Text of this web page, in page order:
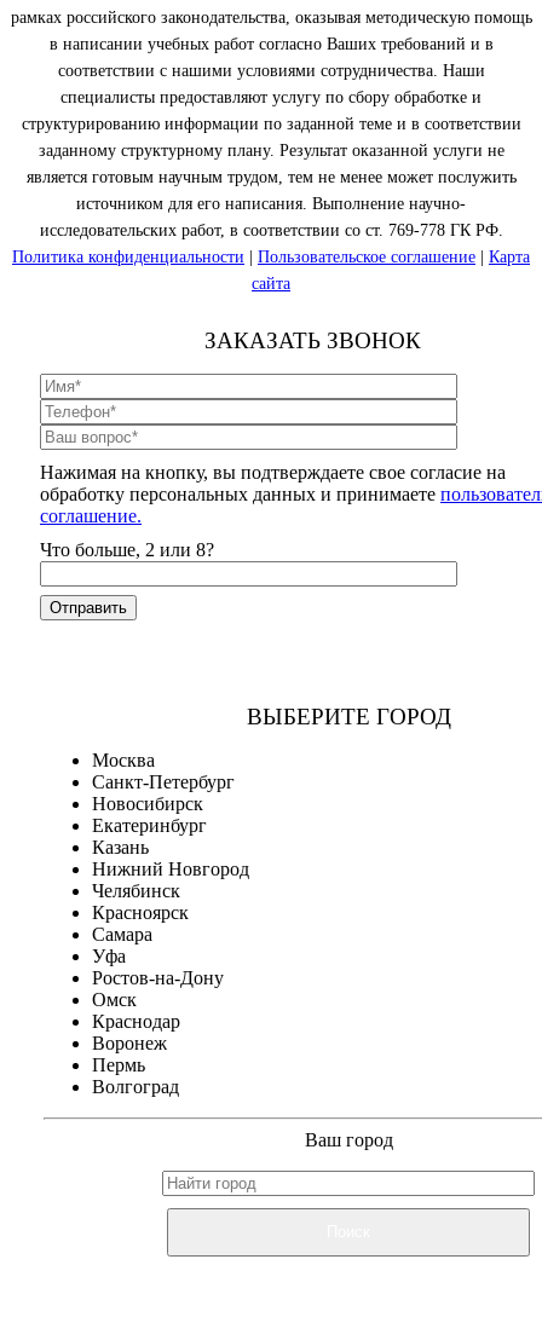
рамках российского законодательства, оказывая методическую помощь
в написании учебных работ согласно Ваших требований и в
соответствии с нашими условиями сотрудничества. Наши
специалисты предоставляют услугу по сбору обработке и
структурированию информации по заданной теме и в соответствии
заданному структурному плану. Результат оказанной услуги не
является готовым научным трудом, тем не менее может послужить
источником для его написания. Выполнение научно-
исследовательских работ, в соответствии со ст. 769-778 ГК РФ.
Политика конфиденциальности
Пользовательское соглашение
Карта
сайта
ЗАКАЗАТЬ ЗВОНОК
Нажимая на кнопку, вы подтверждаете свое согласие на
обработку персональных данных и принимаете
соглашение.
Что больше, 2 или 8?
ВЫБЕРИТЕ ГОРОД
Москва
Санкт-Петербург
Новосибирск
Екатеринбург
Казань
Нижний Новгород
Челябинск
Красноярск
Самара
Уфа
Ростов-на-Дону
Омск
Краснодар
Воронеж
Пермь
Волгоград
Ваш город